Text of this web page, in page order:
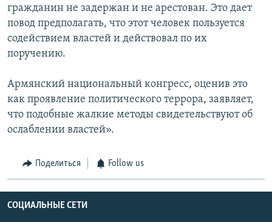
гражданин не задержан и не арестован. Это дает
повод предполагать, что этот человек пользуется
содействием властей и действовал по их
поручению.
Армянский национальный конгресс, оценив это
как проявление политического террора, заявляет,
что подобные жалкие методы свидетельствуют об
ослаблении властей».
Поделиться Follow us
СОЦИАЛЬНЫЕ СЕТИ